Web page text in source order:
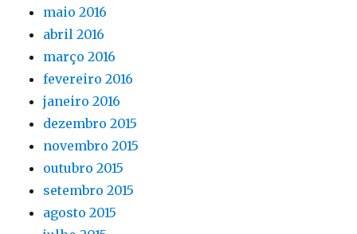
maio 2016
abril 2016
março 2016
fevereiro 2016
janeiro 2016
dezembro 2015
novembro 2015
outubro 2015
setembro 2015
agosto 2015